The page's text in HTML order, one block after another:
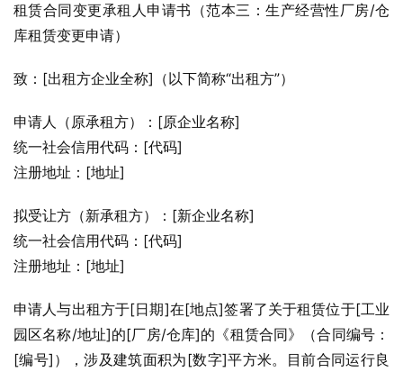
租赁合同变更承租人申请书（范本三：生产经营性厂房/仓
库租赁变更申请）
致：[出租方企业全称]（以下简称“出租方”）
申请人（原承租方）：[原企业名称]
统一社会信用代码：[代码]
注册地址：[地址]
拟受让方（新承租方）：[新企业名称]
统一社会信用代码：[代码]
注册地址：[地址]
申请人与出租方于[日期]在[地点]签署了关于租赁位于[工业
园区名称/地址]的[厂房/仓库]的《租赁合同》（合同编号：
[编号]），涉及建筑面积为[数字]平方米。目前合同运行良